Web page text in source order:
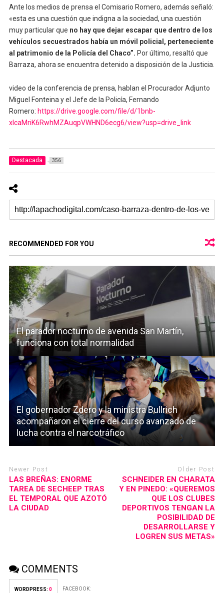
Ante los medios de prensa el Comisario Romero, además señaló:
«esta es una cuestión que indigna a la sociedad, una cuestión
muy particular que no hay que dejar escapar que dentro de los
vehículos secuestrados había un móvil policial, perteneciente
al patrimonio de la Policía del Chaco”. Por último, resaltó que
Barraza, ahora se encuentra detenido a disposición de la Justicia.
video de la conferencia de prensa, hablan el Procurador Adjunto
Miguel Fonteina y el Jefe de la Policía, Fernando
Romero: https://drive.google.com/file/d/1bnb-
xlcaMriK6RwhMZAuqpVWHND6ecg6/view?usp=drive_link
Destacada 356
RECOMMENDED FOR YOU
El parador nocturno de avenida San Martín,
funciona con total normalidad
El gobernador Zdero y la ministra Bullrich
acompañaron el cierre del curso avanzado de
lucha contra el narcotráfico
Newer Post
LAS BREÑAS: ENORME
TAREA DE SECHEEP TRAS
EL TEMPORAL QUE AZOTÓ
LA CIUDAD
Older Post
SCHNEIDER EN CHARATA
Y EN PINEDO: «QUEREMOS
QUE LOS CLUBES
DEPORTIVOS TENGAN LA
POSIBILIDAD DE
DESARROLLARSE Y
LOGREN SUS METAS»
COMMENTS
WORDPRESS: 0 FACEBOOK: